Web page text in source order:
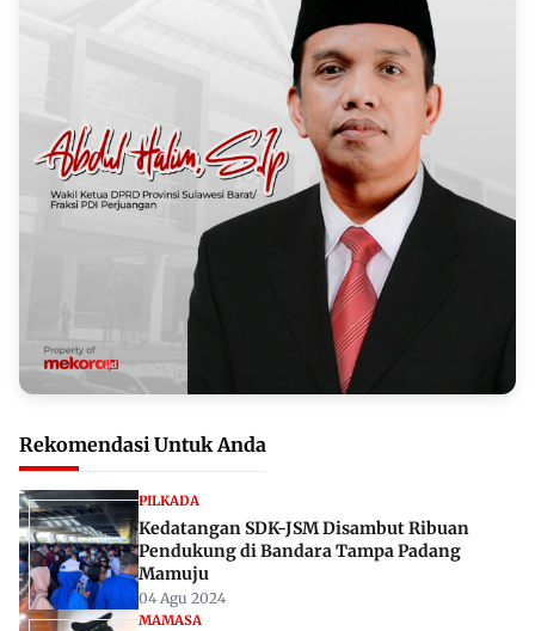
Rekomendasi Untuk Anda
PILKADA
Kedatangan SDK-JSM Disambut Ribuan
Pendukung di Bandara Tampa Padang
Mamuju
04 Agu 2024
MAMASA